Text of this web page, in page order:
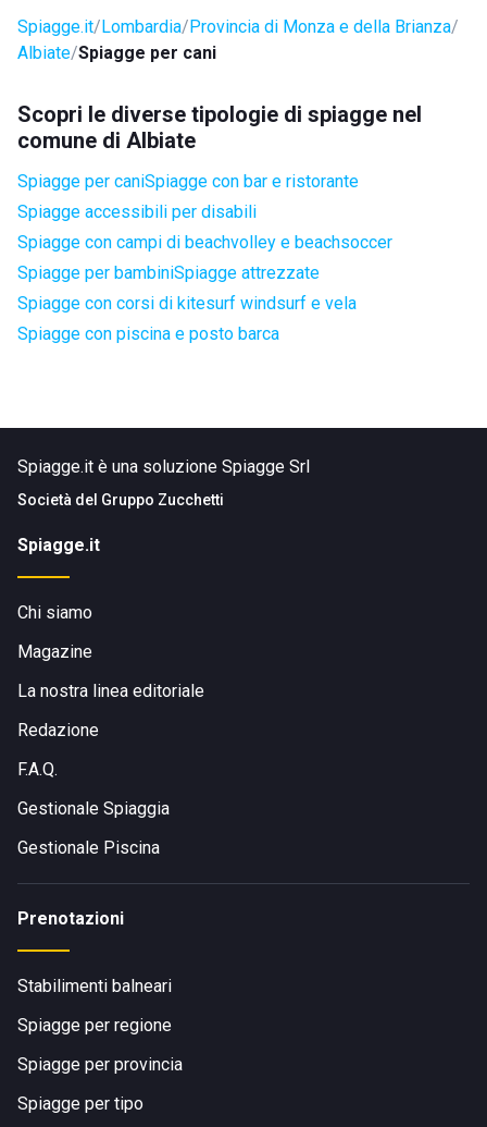
Spiagge.it Lombardia Provincia di Monza e della Brianza
Albiate Spiagge per cani
Scopri le diverse tipologie di spiagge nel
comune di Albiate
Spiagge per caniSpiagge con bar e ristorante
Spiagge accessibili per disabili
Spiagge con campi di beachvolley e beachsoccer
Spiagge per bambiniSpiagge attrezzate
Spiagge con corsi di kitesurf windsurf e vela
Spiagge con piscina e posto barca
Spiagge.it è una soluzione Spiagge Srl
Società del Gruppo Zucchetti
Spiagge.it
Chi siamo
Magazine
La nostra linea editoriale
Redazione
F.A.Q.
Gestionale Spiaggia
Gestionale Piscina
Prenotazioni
Stabilimenti balneari
Spiagge per regione
Spiagge per provincia
Spiagge per tipo